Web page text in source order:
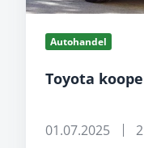
Autohandel
Toyota
01.07.2025